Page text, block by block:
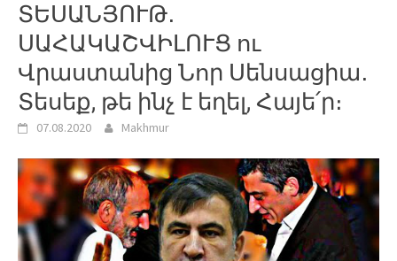
ՏԵՍԱՆՅՈՒԹ․
ՍԱՀԱԿԱՇՎԻԼՈՒՑ ու
Վրաստանից Նոր Սենսացիա․
Տեսեք, թե ինչ է եղել, Հայե՛ր։
07.08.2020 Makhmur